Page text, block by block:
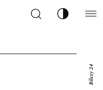
Szukaj Zmień
Bilety 24